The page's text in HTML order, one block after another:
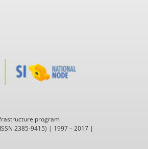
program
2385-9415) | 1997 – 2017 |